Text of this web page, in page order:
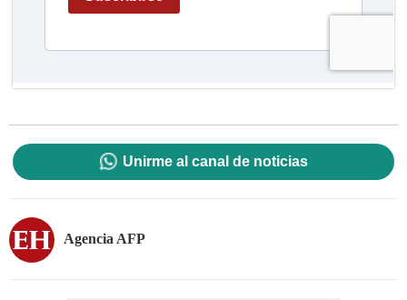
Unirme al canal de noticias
Agencia AFP